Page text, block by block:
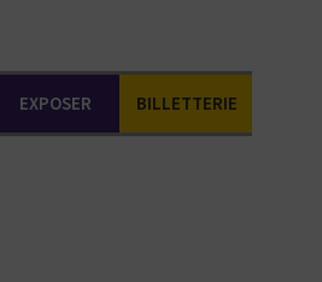
EXPOSER BILLETTERIE